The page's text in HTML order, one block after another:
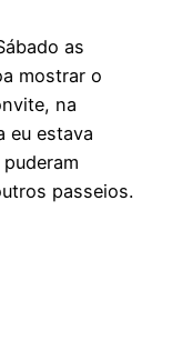
as
mostrar o
na
eu estava
passeios.